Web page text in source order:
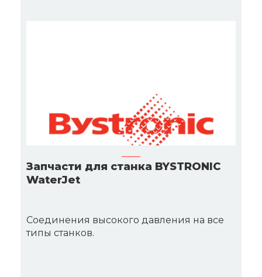
Запчасти для станка BYSTRONIC
WaterJet
Соединения высокого давления на все
типы станков.